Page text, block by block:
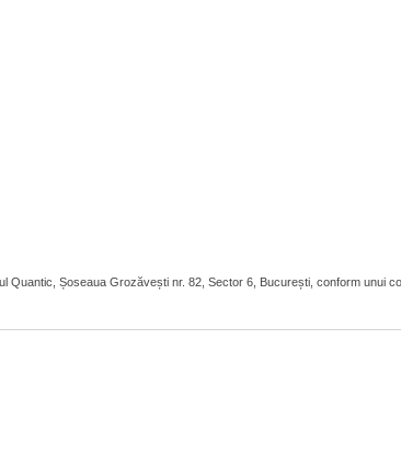
Șoseaua Grozăvești nr. 82, Sector 6, București, conform unui